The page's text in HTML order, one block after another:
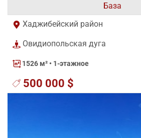
База
Хаджибейский район
Овидиопольская дуга
1526 м² • 1-этажное
500 000 $